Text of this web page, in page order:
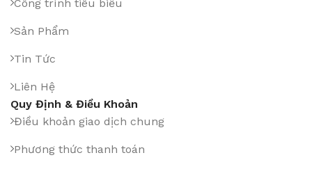
Công trình tiêu biểu
Sản Phẩm
Tin Tức
Liên Hệ
Quy Định & Điều Khoản
Điều khoản giao dịch chung
Phương thức thanh toán